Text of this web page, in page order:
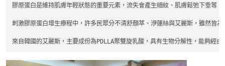
膠原蛋白是維持肌膚年輕狀態的重要元素，流失會產生細紋、肌膚鬆弛下垂等
刺激膠原蛋白增生療程中，許多民眾分不清舒顏萃、洢蓮絲與艾麗斯，雖然皆
來自韓國的艾麗斯，主要成份為PDLLA聚雙旋乳酸，具有生物分解性，能夠經